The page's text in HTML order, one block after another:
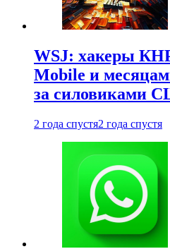
WSJ: хакеры
Mobile и
за силовиками
2 года спустя2 года спустя